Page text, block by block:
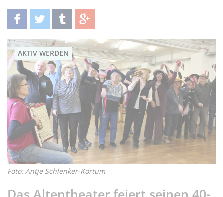
teilentwittern teilen teilen
AKTIV WERDEN
Foto: Antje Schlenker-Kortum
Das Altentheater feiert seinen 40-